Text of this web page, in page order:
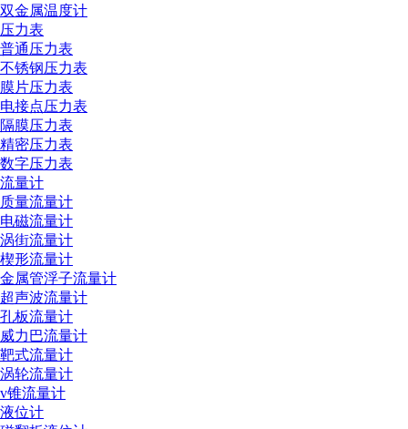
双金属温度计
压力表
普通压力表
不锈钢压力表
膜片压力表
电接点压力表
隔膜压力表
精密压力表
数字压力表
流量计
质量流量计
电磁流量计
涡街流量计
楔形流量计
金属管浮子流量计
超声波流量计
孔板流量计
威力巴流量计
靶式流量计
涡轮流量计
v锥流量计
液位计